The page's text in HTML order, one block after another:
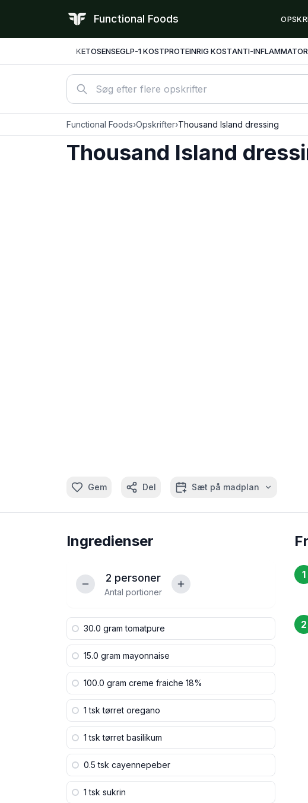
Functional Foods
KETOSENSEGLP-1 KOSTPROTEINRIG KOSTANTI-
Functional Foods›Opskrifter›Thousand Island dressing
Thousand Island
Gem Del Sæt på madplan
Ingredienser
2 personer
Antal portioner
30.0 gram tomatpure
15.0 gram mayonnaise
100.0 gram creme fraiche 18%
1 tsk tørret oregano
1 tsk tørret basilikum
0.5 tsk cayennepeber
1 tsk sukrin
1
2